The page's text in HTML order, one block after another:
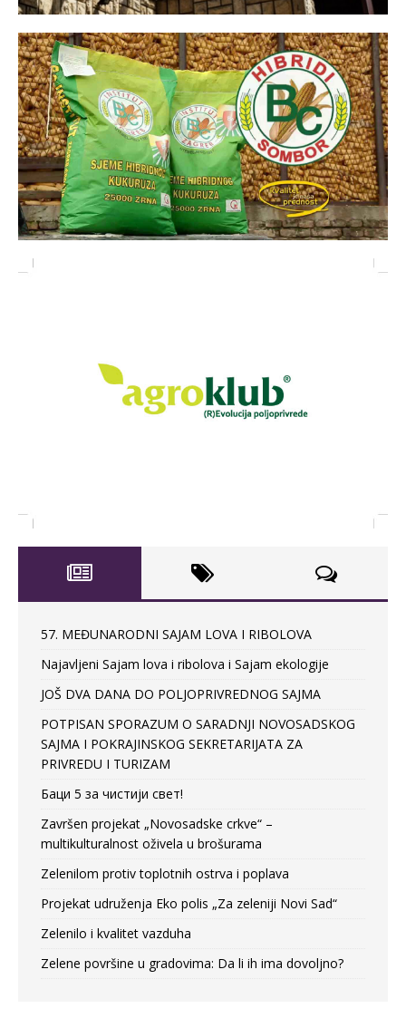
57. MEĐUNARODNI SAJAM LOVA I RIBOLOVA
Najavljeni Sajam lova i ribolova i Sajam ekologije
JOŠ DVA DANA DO POLJOPRIVREDNOG SAJMA
POTPISAN SPORAZUM O SARADNJI NOVOSADSKOG
SAJMA I POKRAJINSKOG SEKRETARIJATA ZA
PRIVREDU I TURIZAM
Баци 5 за чистији свет!
Završen projekat „Novosadske crkve“ –
multikulturalnost oživela u brošurama
Zelenilom protiv toplotnih ostrva i poplava
Projekat udruženja Eko polis „Za zeleniji Novi Sad“
Zelenilo i kvalitet vazduha
Zelene površine u gradovima: Da li ih ima dovoljno?